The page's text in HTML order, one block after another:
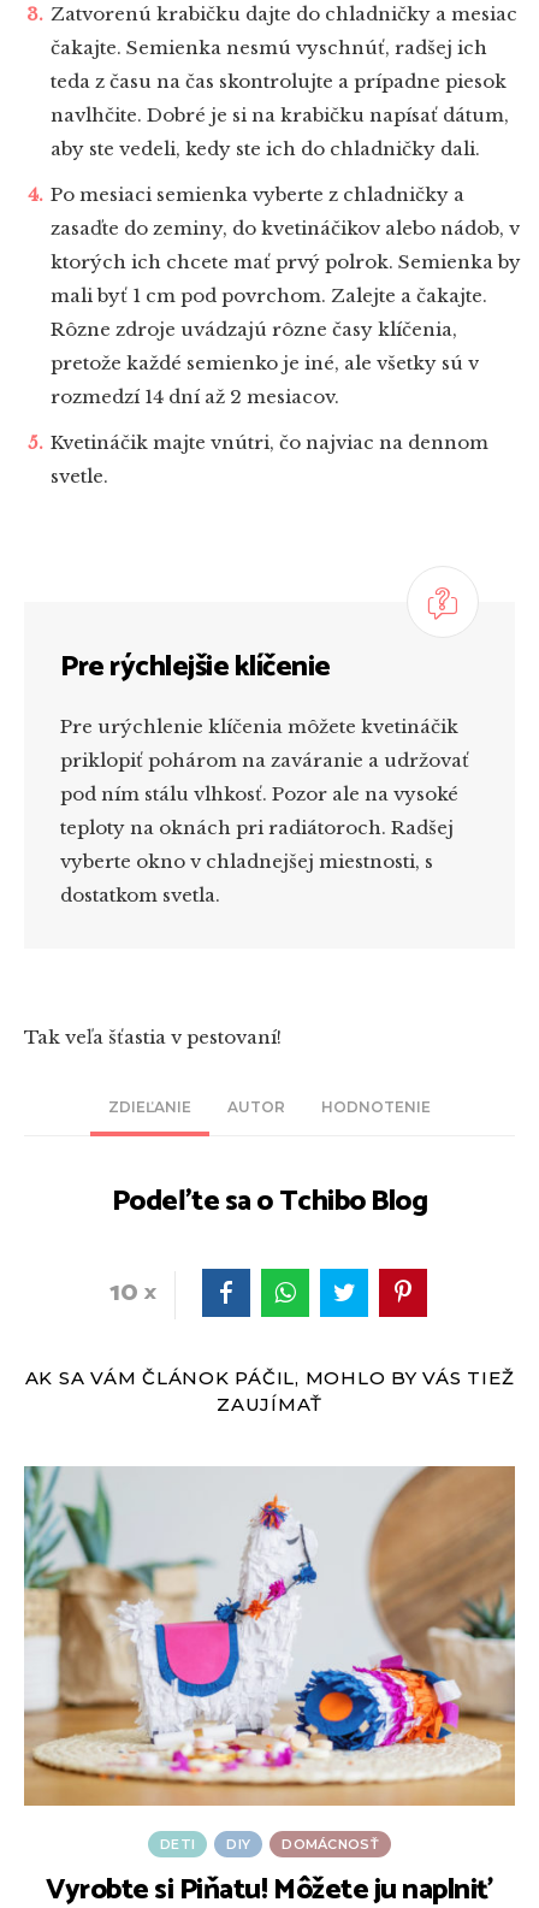
ZDIEĽANIE AUTOR HODNOTENIE
Podeľte sa o Tchibo Blog
10
Zatvorenú krabičku dajte do chladničky a mesiac
čakajte. Semienka nesmú vyschnúť, radšej ich
teda z času na čas skontrolujte a prípadne piesok
navlhčite. Dobré je si na krabičku napísať dátum,
aby ste vedeli, kedy ste ich do chladničky dali.
Po mesiaci semienka vyberte z chladničky a
zasaďte do zeminy, do kvetináčikov alebo nádob, v
ktorých ich chcete mať prvý polrok. Semienka by
mali byť 1 cm pod povrchom. Zalejte a čakajte.
Rôzne zdroje uvádzajú rôzne časy klíčenia,
pretože každé semienko je iné, ale všetky sú v
rozmedzí 14 dní až 2 mesiacov.
Kvetináčik majte vnútri, čo najviac na dennom
svetle.
Pre rýchlejšie klíčenie
Pre urýchlenie klíčenia môžete kvetináčik
priklopiť pohárom na zaváranie a udržovať
pod ním stálu vlhkosť. Pozor ale na vysoké
teploty na oknách pri radiátoroch. Radšej
vyberte okno v chladnejšej miestnosti, s
dostatkom svetla.
Tak veľa šťastia v pestovaní!
AK SA VÁM ČLÁNOK PÁČIL, MOHLO BY VÁS TIEŽ
ZAUJÍMAŤ
DETI DIY DOMÁCNOSŤ
Vyrobte si Piňatu! Môžete ju naplniť